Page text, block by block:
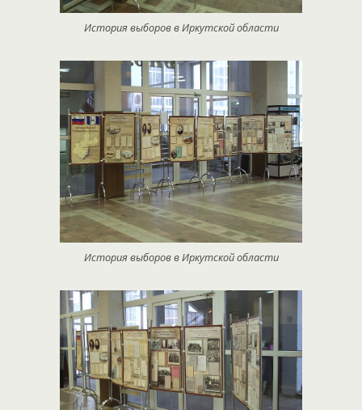
История выборов в Иркутской области
История выборов в Иркутской области